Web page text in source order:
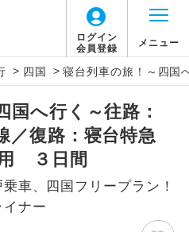
ログイン
会員登録
メニュー
> 四国 > 寝台列車の旅！～四国
国へ行く～往路：
／復路：寝台特急
３日間
車、四国フリープラン！
ナー
説明
発空港（駅）から復路到着空港
で同行します。
着空港（駅）から最終日出発空港
で添乗員が同行します。